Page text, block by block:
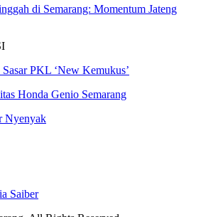
di Semarang: Momentum Jateng
PKL ‘New Kemukus’
Honda Genio Semarang
Nyenyak
Saiber